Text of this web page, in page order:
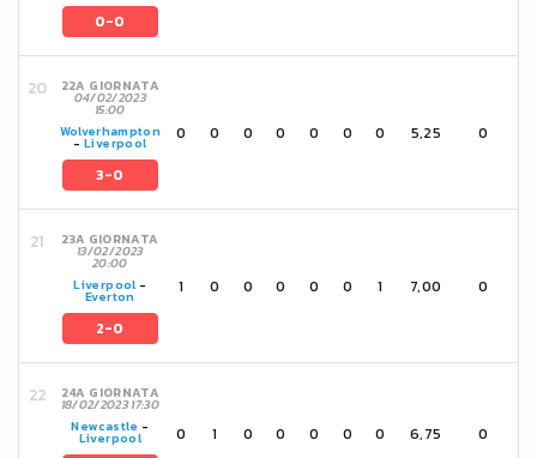
0-0
22A GIORNATA
04/02/2023
15:00
Wolverhampton
-Liverpool
3-0
0 0 0 0 0 0 0 5,25 0
23A GIORNATA
13/02/2023
20:00
Liverpool -
Everton
2-0
1 0 0 0 0 0 1 7,00 0
24A GIORNATA
18/02/2023 17:30
Newcastle -
Liverpool 0 1 0 0 0 0 0 6,75 0